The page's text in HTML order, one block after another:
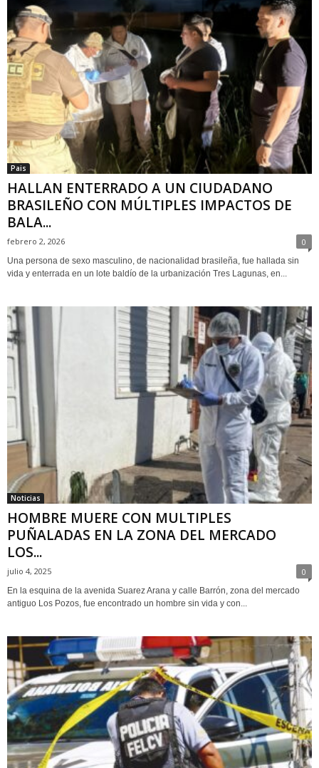
Pais
HALLAN ENTERRADO A UN CIUDADANO
BRASILEÑO CON MÚLTIPLES IMPACTOS DE
BALA...
febrero 2, 2026 0
Una persona de sexo masculino, de nacionalidad brasileña, fue hallada sin
vida y enterrada en un lote baldío de la urbanización Tres Lagunas, en...
Noticias
HOMBRE MUERE CON MULTIPLES
PUÑALADAS EN LA ZONA DEL MERCADO
LOS...
julio 4, 2025 0
En la esquina de la avenida Suarez Arana y calle Barrón, zona del mercado
antiguo Los Pozos, fue encontrado un hombre sin vida y con...